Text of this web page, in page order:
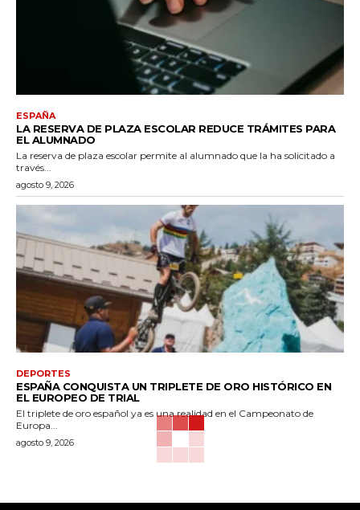
ESPAÑA
LA RESERVA DE PLAZA ESCOLAR REDUCE TRÁMITES PARA
EL ALUMNADO
La reserva de plaza escolar permite al alumnado que la ha solicitado a
través...
agosto 9, 2026
DEPORTES
ESPAÑA CONQUISTA UN TRIPLETE DE ORO HISTÓRICO EN
EL EUROPEO DE TRIAL
El triplete de oro español ya es una realidad en el Campeonato de
Europa...
agosto 9, 2026